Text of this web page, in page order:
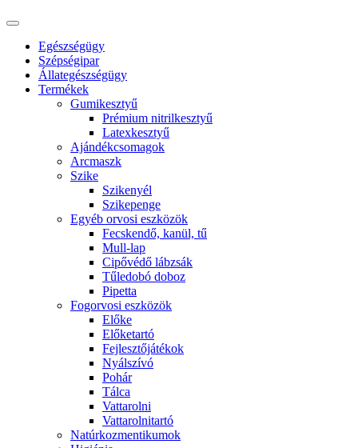
Egészségügy
Szépségipar
Állategészségügy
Termékek
Gumikesztyű
Prémium nitrilkesztyű
Latexkesztyű
Ajándékcsomagok
Arcmaszk
Szike
Szikenyél
Szikepenge
Egyéb orvosi eszközök
Fecskendő, kanül, tű
Mull-lap
Cipővédő lábzsák
Tűledobó doboz
Pipetta
Fogorvosi eszközök
Előke
Előketartó
Fejlesztőjátékok
Nyálszívó
Pohár
Tálca
Vattarolni
Vattarolnitartó
Natúrkozmentikumok